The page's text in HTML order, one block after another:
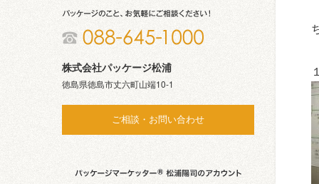
株式会社パッケージ松浦
徳島県徳島市丈六町山端10-1
ご相談・お問い合わせ